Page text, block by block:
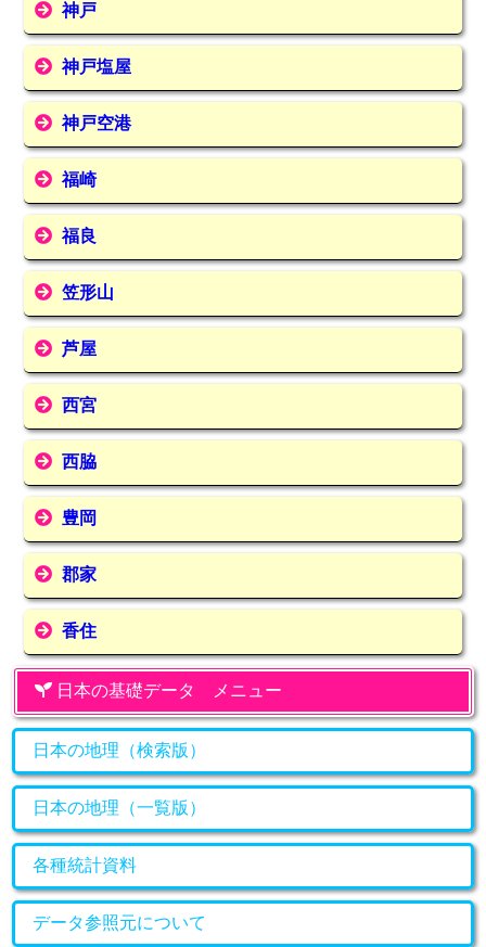
神戸
神戸塩屋
神戸空港
福崎
福良
笠形山
芦屋
西宮
西脇
豊岡
郡家
香住
日本の基礎データ メニュー
日本の地理（検索版）
日本の地理（一覧版）
各種統計資料
データ参照元について